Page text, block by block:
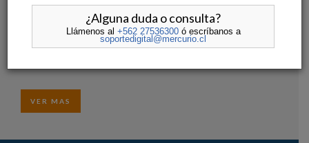
Santiago Posteguillo: Los
secretos del maestro de la novela
histórica
PORENCUENTROS EL MERCURIO • ENCUENTROS
VER MAS
¿Alguna duda o consulta?
Llámenos al +562 27536300ó escríbanos a
soportedigital@mercurio.cl